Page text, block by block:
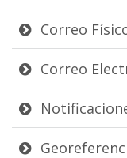
Correo
Correo